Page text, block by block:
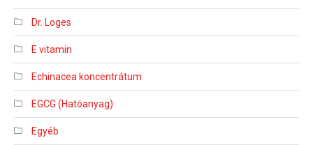
Dr. Loges
E vitamin
Echinacea koncentrátum
EGCG (Hatóanyag)
Egyéb